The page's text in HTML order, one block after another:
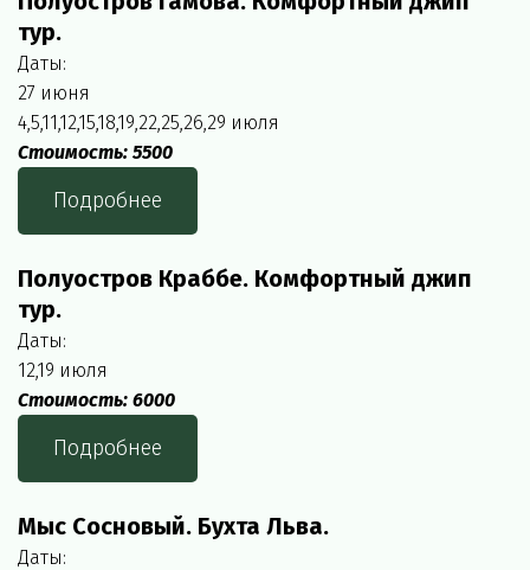
тур.
Даты:
27 июня
4,5,11,12,15,18,19,22,25,26,29 июля
Стоимость: 5500
Подробнее
Полуостров Краббе. Комфортный джип
тур.
Даты:
12,19 июля
Стоимость: 6000
Подробнее
Мыс Сосновый. Бухта Льва.
Даты: